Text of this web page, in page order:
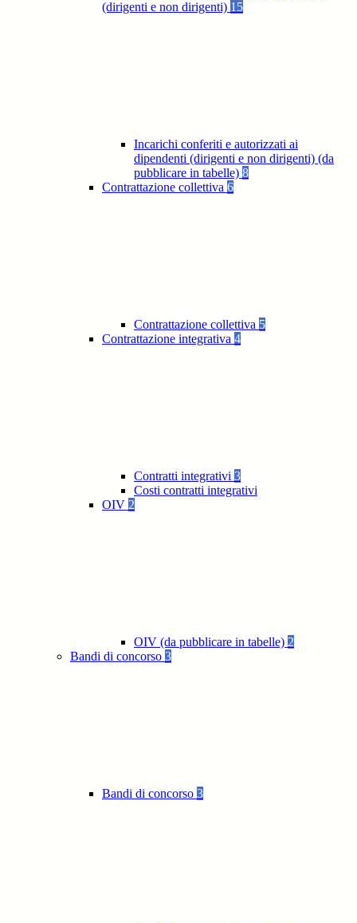
(dirigenti e non dirigenti) 15
Incarichi conferiti e autorizzati ai
dipendenti (dirigenti e non dirigenti) (da
pubblicare in tabelle) 8
Contrattazione collettiva 6
Contrattazione collettiva 5
Contrattazione integrativa 4
Contratti integrativi 3
Costi contratti integrativi
OIV 2
OIV (da pubblicare in tabelle) 2
Bandi di concorso 3
Bandi di concorso 3